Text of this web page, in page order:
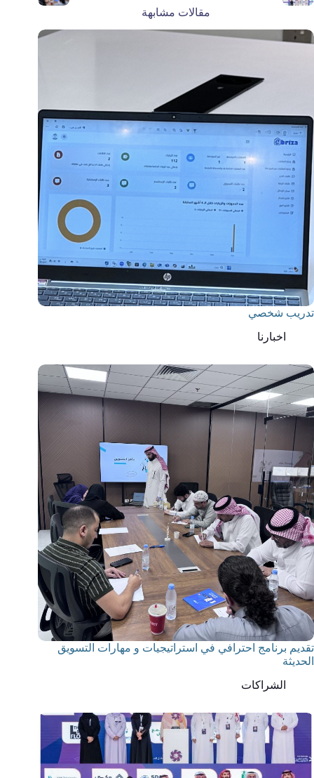
مقالات مشابهة
تدريب شخصي
اخبارنا
تقديم برنامج احترافي في استراتيجيات و مهارات التسويق
الحديثة
الشراكات